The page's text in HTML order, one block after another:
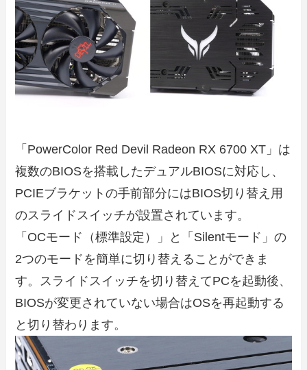
「PowerColor Red Devil Radeon RX 6700 XT」は
複数のBIOSを搭載したデュアルBIOSに対応し、
PCIEブラケットの手前部分にはBIOS切り替え用
のスライドスイッチが設置されています。
「OCモード（標準設定）」と「Silentモード」の
2つのモードを簡単に切り替えることができま
す。スライドスイッチを切り替えてPCを起動後、
BIOSが変更されていない場合はOSを再起動する
と切り替わります。